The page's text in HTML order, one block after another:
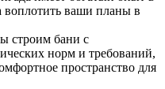
воплотить ваши планы в
строим бани с
норм и требований,
пространство для